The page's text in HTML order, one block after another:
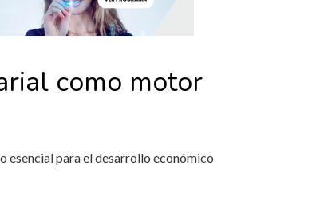
como motor
esencial para el desarrollo económico